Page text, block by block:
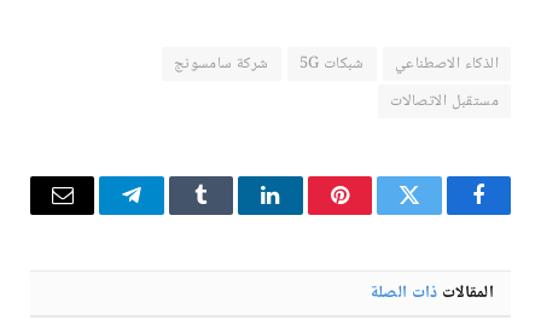
الذكاء الاصطناعي شبكات 5G
شركة سامسونج
مستقبل الاتصالات
فيسبوكتويتر بينتيريستلينكدإن Tumblr تيلقرام البريد
المقالات ذات الصلة